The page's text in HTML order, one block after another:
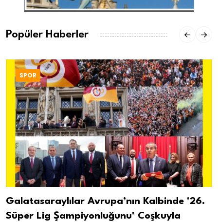
Popüler Haberler
SPOR
Galatasaraylılar Avrupa’nın Kalbinde '26.
Süper Lig Şampiyonluğunu' Coşkuyla